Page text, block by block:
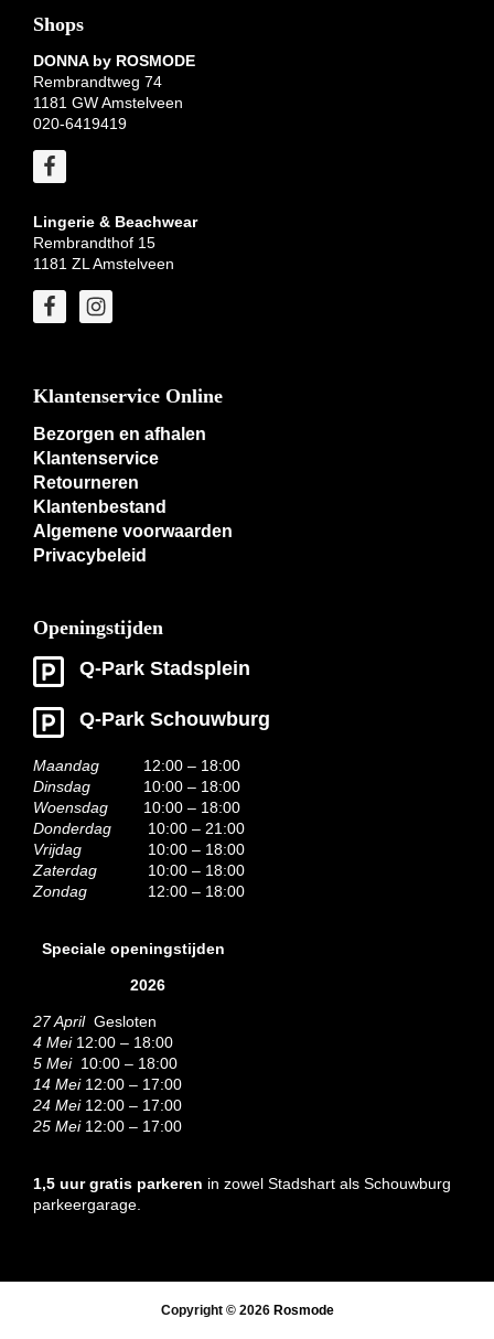
Shops
DONNA by ROSMODE
Rembrandtweg 74
1181 GW Amstelveen
020-6419419
Lingerie & Beachwear
Rembrandthof 15
1181 ZL Amstelveen
Klantenservice Online
Bezorgen en afhalen
Klantenservice
Retourneren
Klantenbestand
Algemene voorwaarden
Privacybeleid
Openingstijden
Q-Park Stadsplein
Q-Park Schouwburg
Maandag
12:00 – 18:00
Dinsdag
10:00 – 18:00
Woensdag
10:00 – 18:00
Donderdag
10:00 – 21:00
Vrijdag
10:00 – 18:00
Zaterdag
10:00 – 18:00
Zondag
12:00 – 18:00
Speciale openingstijden
2026
27 AprilGesloten
4 Mei12:00 – 18:00
5 Mei10:00 – 18:00
14 Mei12:00 – 17:00
24 Mei12:00 – 17:00
25 Mei 12:00 – 17:00
1,5 uur gratis parkeren in zowel Stadshart als Schouwburg
parkeergarage.
Copyright © 2026 Rosmode